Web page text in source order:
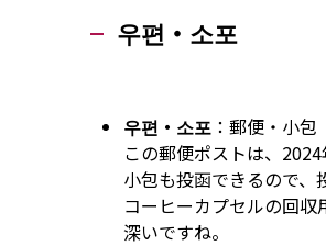
우편・소포
우편・소포 ：郵便・小包
この郵便ポストは、
小包も投函できるので、
コーヒーカプセルの回
深いですね。